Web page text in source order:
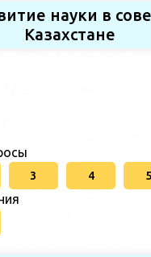
науки в
Казахстане
3 4 5